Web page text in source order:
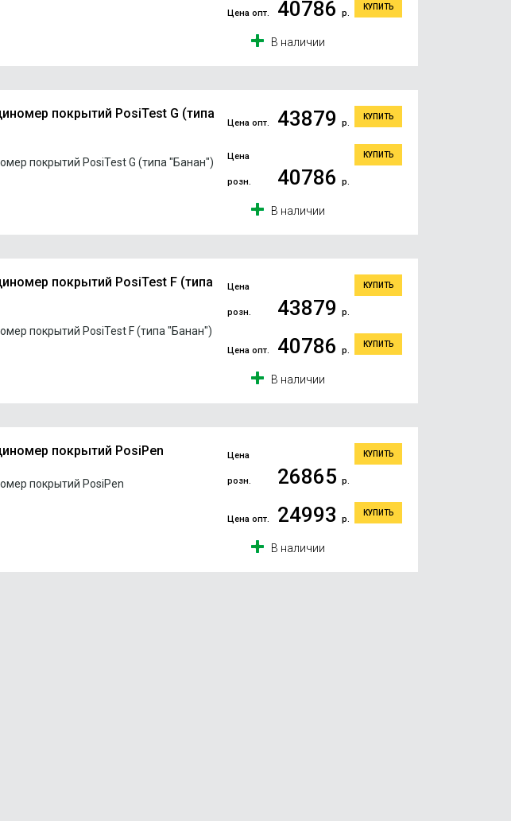
Цена опт. 40786 р.
КУПИТЬ
В наличии
покрытий PosiTest G (типа
покрытий PosiTest G (типа "Банан")
Цена опт. 43879 р.
КУПИТЬ
Цена
розн. 40786 р.
КУПИТЬ
В наличии
покрытий PosiTest F (типа
покрытий PosiTest F (типа "Банан")
Цена
розн. 43879 р.
КУПИТЬ
Цена опт. 40786 р.
КУПИТЬ
В наличии
покрытий PosiPen
покрытий PosiPen
Цена
розн. 26865 р.
КУПИТЬ
Цена опт. 24993 р.
КУПИТЬ
В наличии